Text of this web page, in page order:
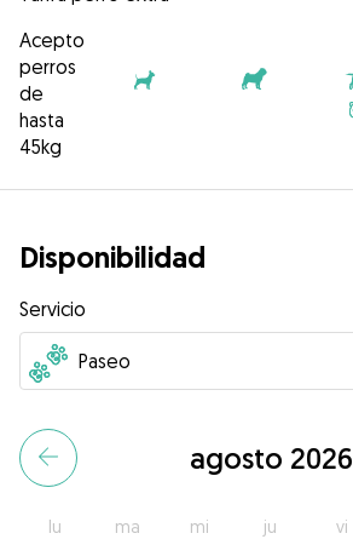
Acepto
perros
de
hasta
45kg
Disponibilidad
Servicio
agosto 2026
lu ma mi ju vi